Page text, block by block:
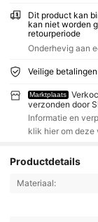
Dit product kan
kan niet worden
retourperiode
Onderhevig aan
Veilige
Marktplaats
verzonden door
Informatie en
klik hier om deze
Productdetails
Materiaal: